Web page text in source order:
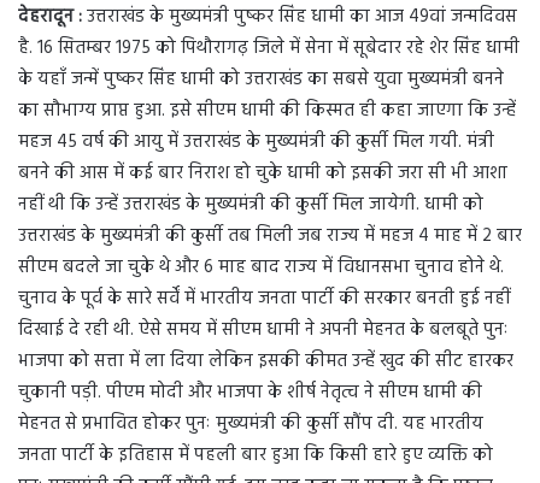
देहरादून :उत्तराखंड के मुख्यमंत्री पुष्कर सिंह धामी का आज 49वां जन्मदिवस
है. 16 सितम्बर 1975 को पिथौरागढ़ जिले में सेना में सूबेदार रहे शेर सिंह धामी
के यहाँ जन्में पुष्कर सिंह धामी को उत्तराखंड का सबसे युवा मुख्यमंत्री बनने
का सौभाग्य प्राप्त हुआ. इसे सीएम धामी की किस्मत ही कहा जाएगा कि उन्हें
महज 45 वर्ष की आयु में उत्तराखंड के मुख्यमंत्री की कुर्सी मिल गयी. मंत्री
बनने की आस में कई बार निराश हो चुके धामी को इसकी जरा सी भी आशा
नहीं थी कि उन्हें उत्तराखंड के मुख्यमंत्री की कुर्सी मिल जायेगी. धामी को
उत्तराखंड के मुख्यमंत्री की कुर्सी तब मिली जब राज्य में महज 4 माह में 2 बार
सीएम बदले जा चुके थे और 6 माह बाद राज्य में विधानसभा चुनाव होने थे.
चुनाव के पूर्व के सारे सर्वें में भारतीय जनता पार्टी की सरकार बनती हुई नहीं
दिखाई दे रही थी. ऐसे समय में सीएम धामी ने अपनी मेहनत के बलबूते पुनः
भाजपा को सत्ता में ला दिया लेकिन इसकी कीमत उन्हें खुद की सीट हारकर
चुकानी पड़ी. पीएम मोदी और भाजपा के शीर्ष नेतृत्व ने सीएम धामी की
मेहनत से प्रभावित होकर पुनः मुख्यमंत्री की कुर्सी सौंप दी. यह भारतीय
जनता पार्टी के इतिहास में पहली बार हुआ कि किसी हारे हुए व्यक्ति को